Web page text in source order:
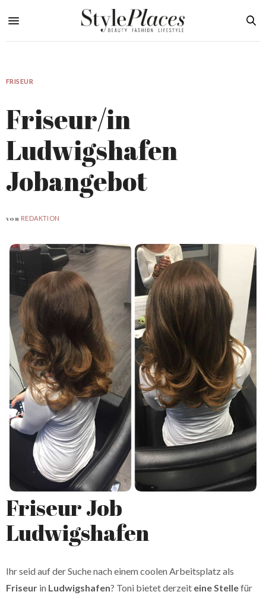
FRISEUR
Friseur/in
Ludwigshafen
Jobangebot
von REDAKTION
Friseur Job
Ludwigshafen
Ihr seid auf der Suche nach einem coolen Arbeitsplatz als
Friseur in Ludwigshafen? Toni bietet derzeit eine Stellefür